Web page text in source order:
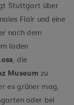
Stuttgart über
Flair und eine
nach dem
laden
, die
Museum zu
es grüner mag,
oder bei